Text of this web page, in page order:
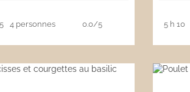
4 personnes 0.0/5 5 h 10